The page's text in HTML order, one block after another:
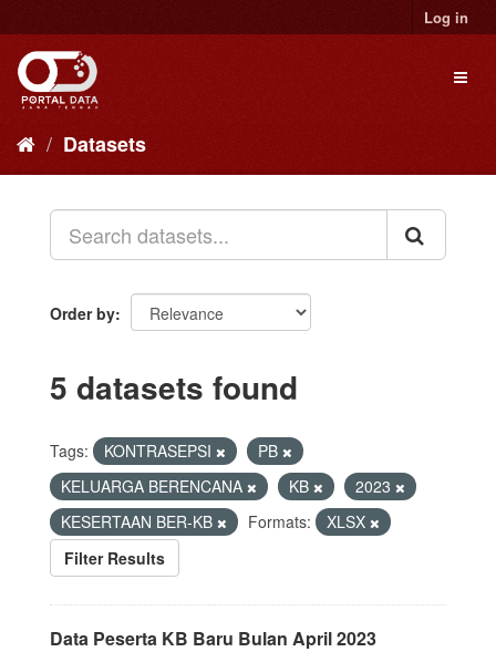
to
content
Log in
Datasets
Order by
5 datasets found
Tags: KONTRASEPSI
PB
KELUARGA BERENCANA
KB
2023
KESERTAAN BER-KB
Formats:
XLSX
Filter Results
Data Peserta KB Baru Bulan April 2023